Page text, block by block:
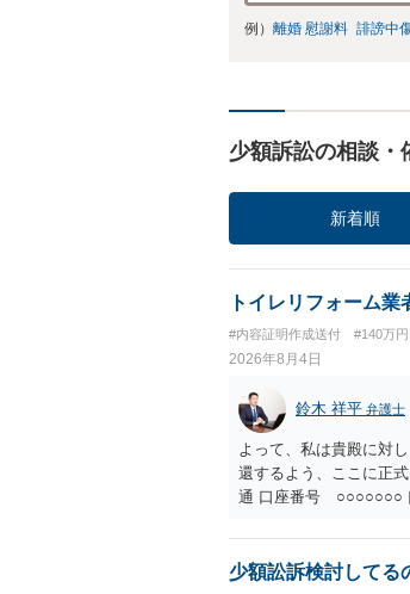
例） 離婚 慰謝料 誹謗中
少額訴訟の相談・
新着順
トイレリフォーム
#内容証明作成送付 #140万
2026年8月4日
鈴木 祥平 弁護士
よって、私は貴殿に対
還するよう、ここに
通 口座番号 ○○○○○○○
を求める民事訴訟、支
の他法令上認められる
少額訟訴検討してる